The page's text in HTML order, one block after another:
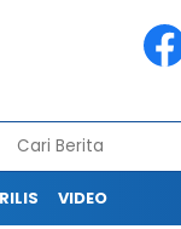
VIDEO